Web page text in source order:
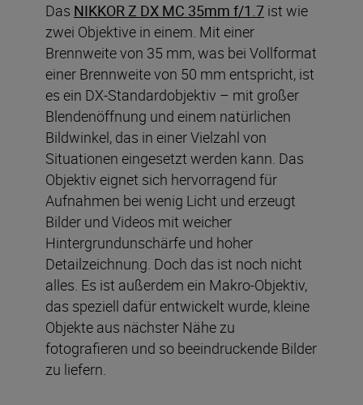
Das NIKKOR Z DX MC 35mm f/1.7 ist wie
zwei Objektive in einem. Mit einer
Brennweite von 35 mm, was bei Vollformat
einer Brennweite von 50 mm entspricht, ist
es ein DX-Standardobjektiv – mit großer
Blendenöffnung und einem natürlichen
Bildwinkel, das in einer Vielzahl von
Situationen eingesetzt werden kann. Das
Objektiv eignet sich hervorragend für
Aufnahmen bei wenig Licht und erzeugt
Bilder und Videos mit weicher
Hintergrundunschärfe und hoher
Detailzeichnung. Doch das ist noch nicht
alles. Es ist außerdem ein Makro-Objektiv,
das speziell dafür entwickelt wurde, kleine
Objekte aus nächster Nähe zu
fotografieren und so beeindruckende Bilder
zu liefern.